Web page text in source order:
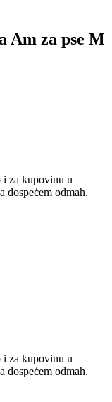
Am za pse M
i za kupovinu u
dospećem odmah.
i za kupovinu u
dospećem odmah.